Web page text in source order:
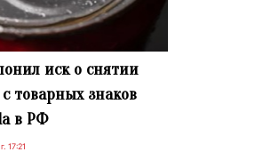
иск о снятии
товарных знаков
в РФ
17:21